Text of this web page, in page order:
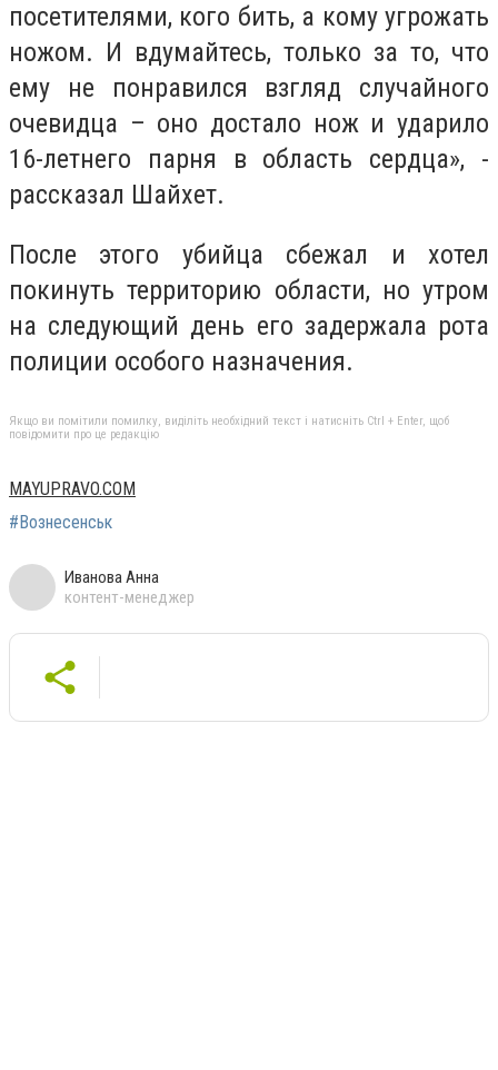
посетителями, кого бить, а кому угрожать
ножом. И вдумайтесь, только за то, что
ему не понравился взгляд случайного
очевидца – оно достало нож и ударило
16-летнего парня в область сердца», -
рассказал Шайхет.
После этого убийца сбежал и хотел
покинуть территорию области, но утром
на следующий день его задержала рота
полиции особого назначения.
Якщо ви помітили помилку, виділіть необхідний текст і натисніть Ctrl + Enter, щоб
повідомити про це редакцію
MAYUPRAVO.COM
#Вознесенськ
Иванова Анна
контент-менеджер